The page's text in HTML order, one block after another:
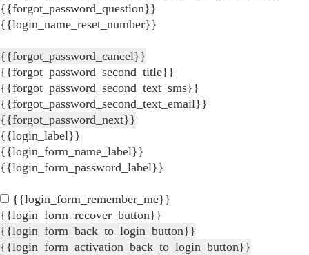
{{forgot_password_question}}
{{login_name_reset_number}}
{{forgot_password_cancel}}
{{forgot_password_second_title}}
{{forgot_password_second_text_sms}}
{{forgot_password_second_text_email}}
{{forgot_password_next}}
{{login_label}}
{{login_form_name_label}}
{{login_form_password_label}}
{{login_form_remember_me}}
{{login_form_recover_button}}
{{login_form_back_to_login_button}}
{{login_form_activation_back_to_login_button}}